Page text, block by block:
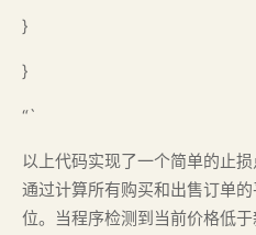
}
}
“`
以上代码实现了一个简单的止
通过计算所有购买和出售订单
位。当程序检测到当前价格低